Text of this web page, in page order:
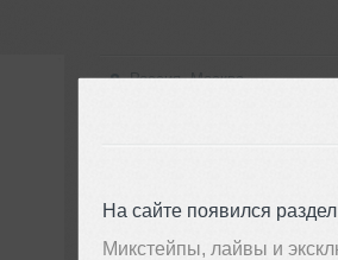
На сайте появился раздел
Микстейпы, лайвы и
Россия, Москва